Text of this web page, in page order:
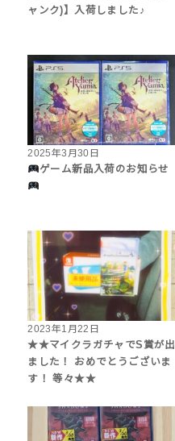
ャンク)】入荷しました♪
2025年3月30日
ゲーム新品入荷のお知らせ
2023年1月22日
★★マイクラガチャでS賞が出
ました！ おめでとうございま
す！ 等々★★